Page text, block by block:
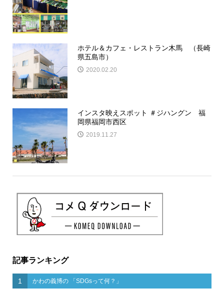
ホテル＆カフェ・レストラン木馬 （長崎
県五島市）
2020.02.20
インスタ映えスポット ＃ジハングン 福
岡県福岡市西区
2019.11.27
記事ランキング
1 かわの義博の 「SDGsって何？」